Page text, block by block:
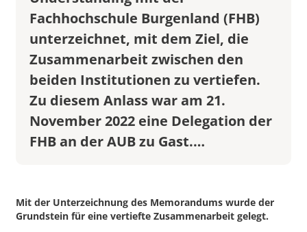
Fachhochschule Burgenland (FHB)
unterzeichnet, mit dem Ziel, die
Zusammenarbeit zwischen den
beiden Institutionen zu vertiefen.
Zu diesem Anlass war am 21.
November 2022 eine Delegation der
FHB an der AUB zu Gast.…
Mit der Unterzeichnung des Memorandums wurde der
Grundstein für eine vertiefte Zusammenarbeit gelegt.